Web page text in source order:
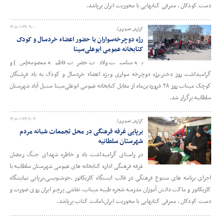
دست کودکان ، معرفی کتابهایی با محوریت ایران برپاشد.
۱۴۰۵-۰۱-۲۹ ۰۹:۰۰ گزارش تصویری/
رژه دوچرخه‌سواران با حضور اعضاء خردسال و کودک
کتابخانه عمومی ابوعلی‌سینا
به مناسبت ولادت حضرت فاطمه معصومه(س) و
گرامیداشت روز دختر،رژه دوچرخه سواری ویژه اعضاء خردسال و کودک به یاد فرشتگان
کوچک میناب روز ۲۸ فروردین‌ماه از مقابل کتابخانه عمومی ابوعلی‌سینا سنبل آباد شهرستان
سلطانیه برگزار شد.
۱۴۰۵-۰۱-۲۷ ۱۱:۰۶ گزارش تصویری/
برپایی غرفه فرهنگی در محل تجمعات شبانه مردم
شهرستان سلطانیه
در راستای گرامیداشت یاد و خاطره شهدای جنگ رمضان
غرفه فرهنگی اداره کتابخانه های عمومی شهرستان سلطانیه با
اجرای برنامه های متنوع فرهنگی در قالب ایستگاه کاریکاتور ،خوشنویسی،برپایی نمایشگاه
کاریکاتور و ماکت دانش آموزان مدرسه شجره طیبه میناب، نقاشی پرچم ایران روی صورت و
دست کودکان ، معرفی کتابهایی با محوریت ایران،امانت کتاب برپاشد.